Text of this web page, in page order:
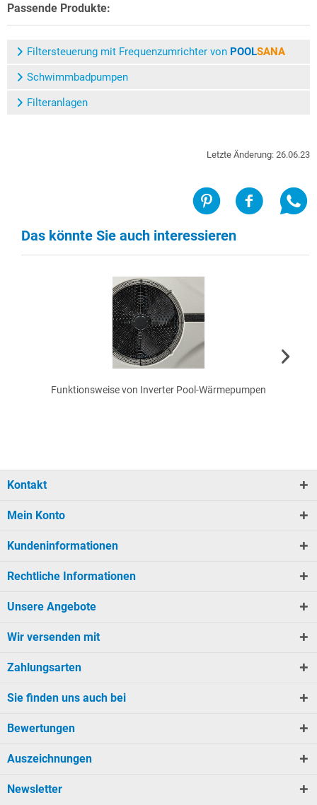
Passende Produkte:
Filtersteuerung mit Frequenzumrichter von POOLSANA
Schwimmbadpumpen
Filteranlagen
Letzte Änderung: 26.06.23
Das könnte Sie auch interessieren
Funktionsweise von Inverter Pool-Wärmepumpen
Kontakt
Mein Konto
Kundeninformationen
Rechtliche Informationen
Unsere Angebote
Wir versenden mit
Zahlungsarten
Sie finden uns auch bei
Bewertungen
Auszeichnungen
Newsletter